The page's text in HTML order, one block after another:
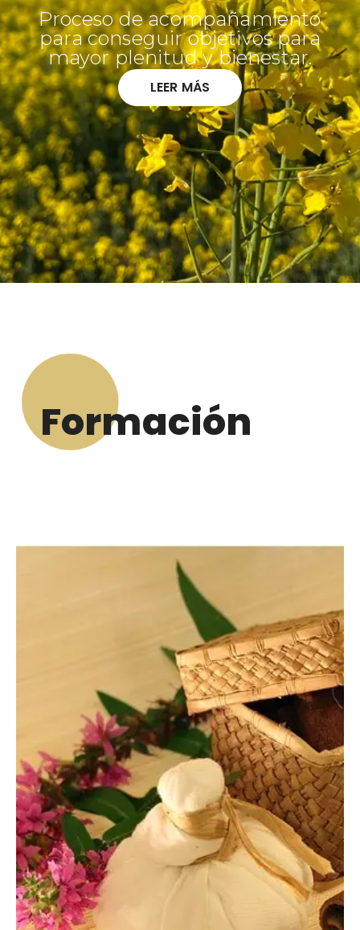
Proceso de acompañamiento
para conseguir objetivos para
mayor plenitud y bienestar.
LEER MÁS
Formación